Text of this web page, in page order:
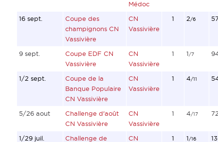
Médoc
16 sept.
Coupe des
champignons CN
Vassivière
CN
Vassivière
1 2/6
9 sept.
Coupe EDF CN
Vassivière
CN
Vassivière
1 1/7
1/2 sept.
Coupe de la
Banque Populaire
CN Vassivière
CN
Vassivière
1 4/11
5/26 aout
Challenge d'août
CN Vassivière
CN
Vassivière
1 4/17
1/29 juil.
Challenge de
CN
1 1/16